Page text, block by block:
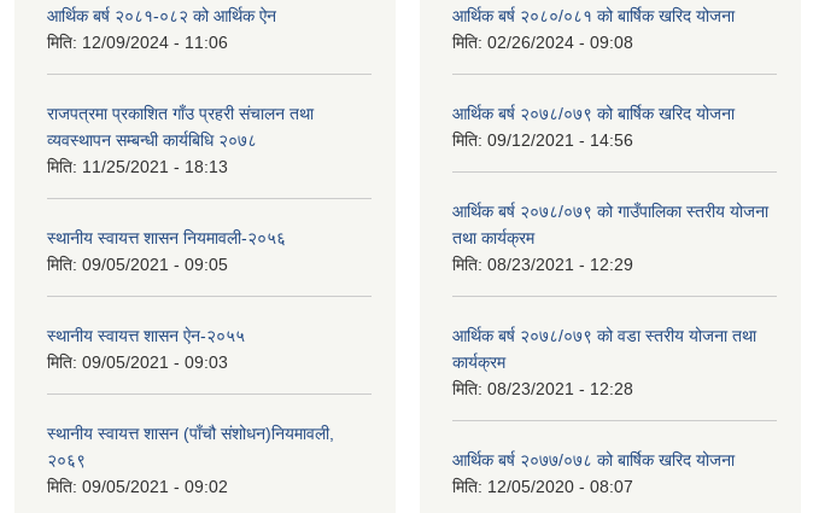
आर्थिक बर्ष २०८१-०८२ को आर्थिक ऐन
मिति: 12/09/2024 - 11:06
राजपत्रमा प्रकाशित गाँउ प्रहरी संचालन तथा
व्यवस्थापन सम्बन्धी कार्यबिधि २०७८
मिति: 11/25/2021 - 18:13
स्थानीय स्वायत्त शासन नियमावली-२०५६
मिति: 09/05/2021 - 09:05
स्थानीय स्वायत्त शासन ए‍ेन-२०५५
मिति: 09/05/2021 - 09:03
स्थानीय स्वायत्त शासन (पाँचौ संशोधन)नियमावली,
२०६९
मिति: 09/05/2021 - 09:02
आर्थिक बर्ष २०८०/०८१ को बार्षिक खरिद योजना
मिति: 02/26/2024 - 09:08
आर्थिक बर्ष २०७८/०७९ को बार्षिक खरिद योजना
मिति: 09/12/2021 - 14:56
आर्थिक बर्ष २०७८/०७९ को गाउँपालिका स्तरीय योजना
तथा कार्यक्रम
मिति: 08/23/2021 - 12:29
आर्थिक बर्ष २०७८/०७९ को वडा स्तरीय योजना तथा
कार्यक्रम
मिति: 08/23/2021 - 12:28
आर्थिक बर्ष २०७७/०७८ को बार्षिक खरिद योजना
मिति: 12/05/2020 - 08:07